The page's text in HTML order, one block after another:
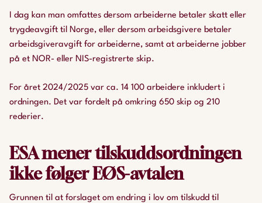
I dag kan man omfattes dersom arbeiderne betaler skatt eller
trygdeavgift til Norge, eller dersom arbeidsgivere betaler
arbeidsgiveravgift for arbeiderne, samt at arbeiderne jobber
på et NOR- eller NIS-registrerte skip.
For året 2024/2025 var ca. 14 100 arbeidere inkludert i
ordningen. Det var fordelt på omkring 650 skip og 210
rederier.
ESA mener tilskuddsordningen
ikke følger EØS-avtalen
Grunnen til at forslaget om endring i lov om tilskudd til